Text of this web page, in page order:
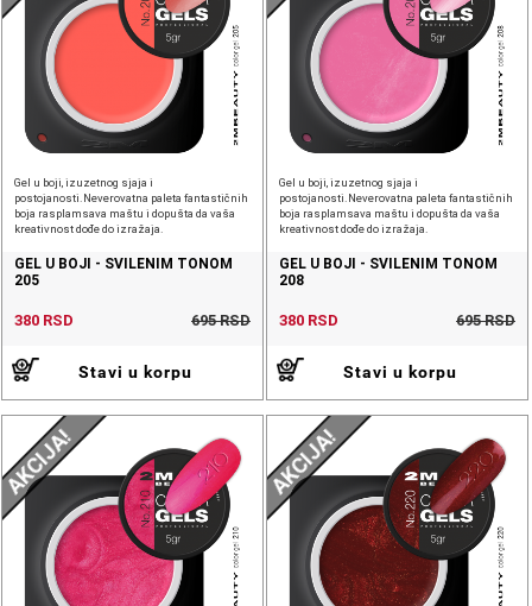
Gel u boji, izuzetnog sjaja i
postojanosti.Neverovatna paleta fantastičnih
boja rasplamsava maštu i dopušta da vaša
kreativnost dođe do izražaja.
GEL U BOJI - SVILENIM TONOM
205
380 RSD 695 RSD
Stavi u korpu
Gel u boji, izuzetnog sjaja i
postojanosti.Neverovatna paleta fantastičnih
boja rasplamsava maštu i dopušta da vaša
kreativnost dođe do izražaja.
GEL U BOJI - SVILENIM TONOM
208
380 RSD 695 RSD
Stavi u korpu
AKCIJA! AKCIJA!